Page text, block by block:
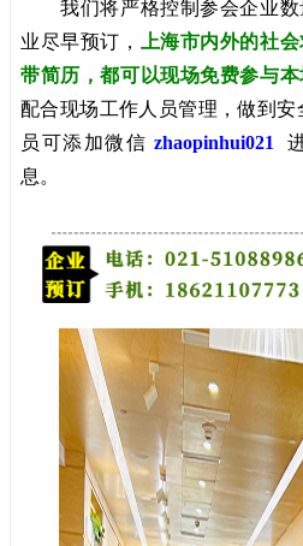
我们将严格控制参会企业数
业尽早预订，
上海市内外的社
带简历，都可以现场免费参与
配合现场工作人员管理，做到安
员可添加微信zhaopinhui021
息。